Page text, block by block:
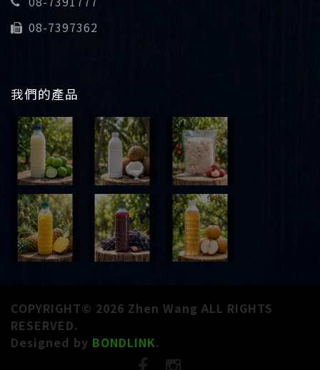
08-7397362
我們的產品
COPYRIGHT© 2026 Zhen Wang ALL RIGHTS
RESERVED.
Designed by BONDLINK.